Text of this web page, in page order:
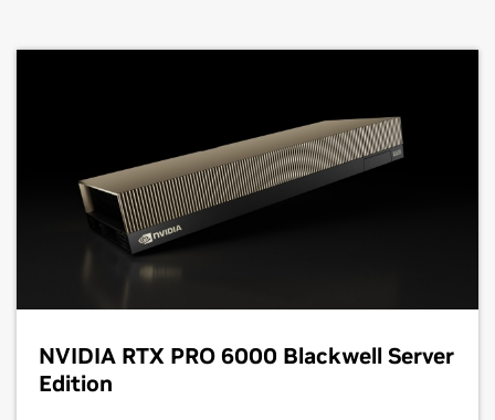
NVIDIA RTX PRO 6000 Blackwell Server
Edition